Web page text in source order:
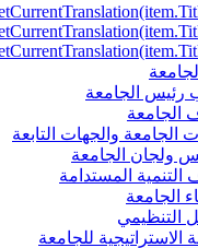
رئيس الجامعة
الجامعة
الجامعة والجهات التابعة
ولجان الجامعة
التنمية المستدامة
الجامعة
التنظيمي
الاستراتيجية للجامعة